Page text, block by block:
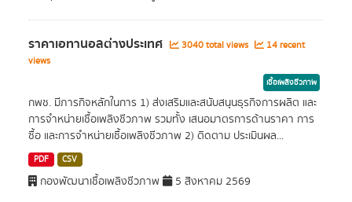
ราคาเอทานอลต่างประเทศ 3040 total views
14 recent
views
เชื้อเพลิงชีวภาพ
กพช. มีภารกิจหลักในการ 1) ส่งเสริมและสนับสนุนธุรกิจการผลิต และ
การจำหน่ายเชื้อเพลิงชีวภาพ รวมทั้ง เสนอมาตรการด้านราคา การ
ซื้อ และการจำหน่ายเชื้อเพลิงชีวภาพ 2) ติดตาม ประเมินผล...
PDF CSV
กองพัฒนาเชื้อเพลิงชีวภาพ 5 สิงหาคม 2569